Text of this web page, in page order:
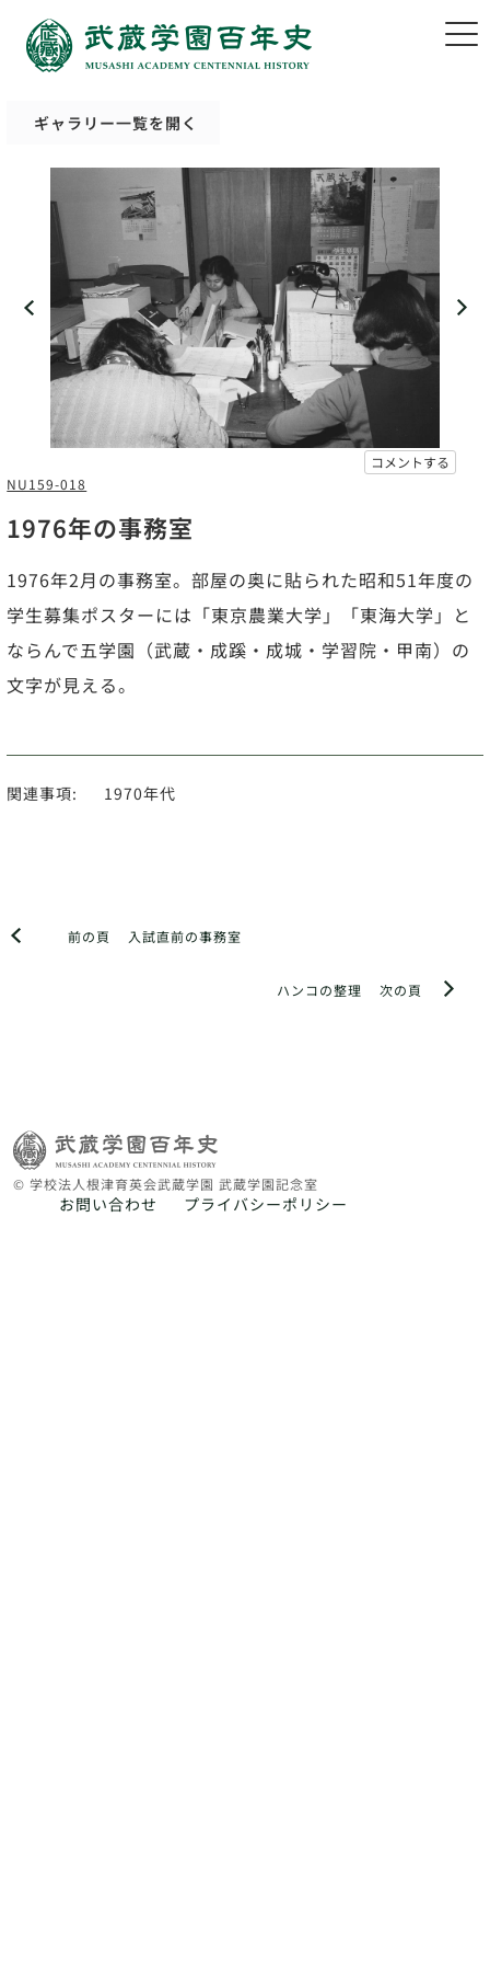
ギャラリー一覧を開く
コメントする
NU159-018
1976年の事務室
1976年2月の事務室。部屋の奥に貼られた昭和51年度の
学生募集ポスターには「東京農業大学」「東海大学」と
ならんで五学園（武蔵・成蹊・成城・学習院・甲南）の
文字が見える。
関連事項: 1970年代
前の頁 入試直前の事務室
次の頁
ハンコの整理
© 学校法人根津育英会武蔵学園 武蔵学園記念室
お問い合わせ プライバシーポリシー